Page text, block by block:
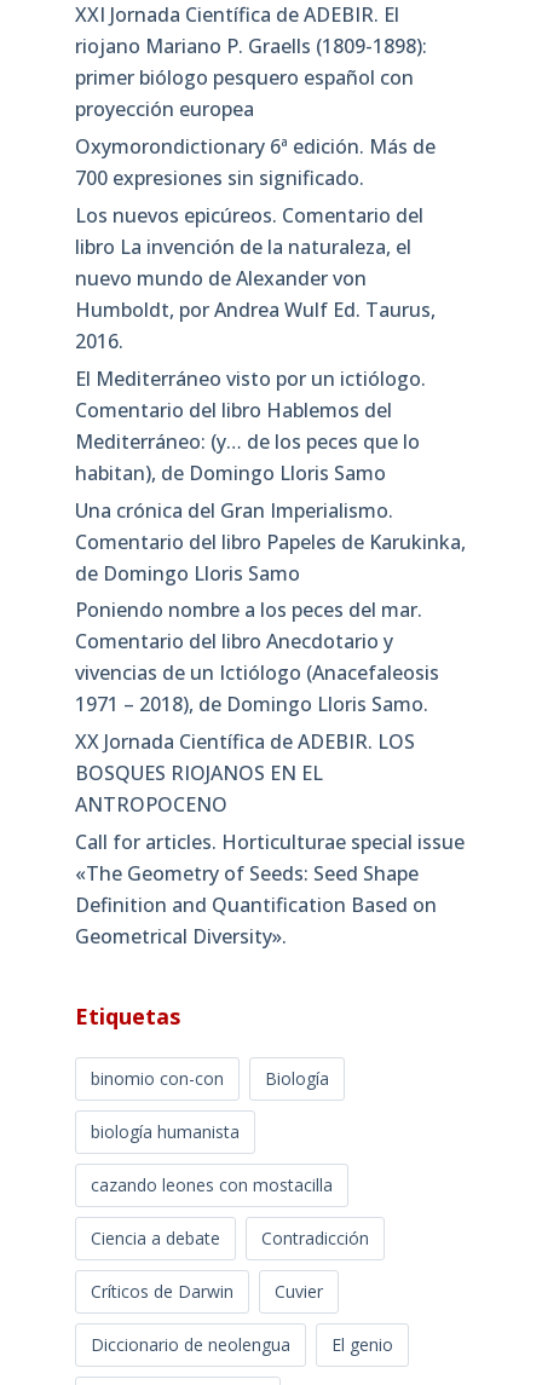
XXI Jornada Científica de ADEBIR. El
riojano Mariano P. Graells (1809-1898):
primer biólogo pesquero español con
proyección europea
Oxymorondictionary 6ª edición. Más de
700 expresiones sin significado.
Los nuevos epicúreos. Comentario del
libro La invención de la naturaleza, el
nuevo mundo de Alexander von
Humboldt, por Andrea Wulf Ed. Taurus,
2016.
El Mediterráneo visto por un ictiólogo.
Comentario del libro Hablemos del
Mediterráneo: (y… de los peces que lo
habitan), de Domingo Lloris Samo
Una crónica del Gran Imperialismo.
Comentario del libro Papeles de Karukinka,
de Domingo Lloris Samo
Poniendo nombre a los peces del mar.
Comentario del libro Anecdotario y
vivencias de un Ictiólogo (Anacefaleosis
1971 – 2018), de Domingo Lloris Samo.
XX Jornada Científica de ADEBIR. LOS
BOSQUES RIOJANOS EN EL
ANTROPOCENO
Call for articles. Horticulturae special issue
«The Geometry of Seeds: Seed Shape
Definition and Quantification Based on
Geometrical Diversity»​.
Etiquetas
binomio con-con Biología
biología humanista
cazando leones con mostacilla
Ciencia a debate Contradicción
Críticos de Darwin Cuvier
Diccionario de neolengua El genio